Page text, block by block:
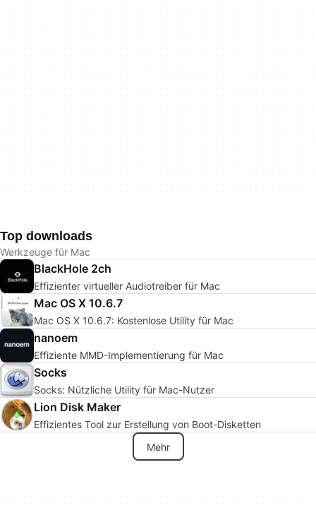
Top downloads
Werkzeuge für Mac
BlackHole 2ch
Effizienter virtueller Audiotreiber für Mac
Mac OS X 10.6.7
Mac OS X 10.6.7: Kostenlose Utility für Mac
nanoem
Effiziente MMD-Implementierung für Mac
Socks
Socks: Nützliche Utility für Mac-Nutzer
Lion Disk Maker
Effizientes Tool zur Erstellung von Boot-Disketten
Mehr